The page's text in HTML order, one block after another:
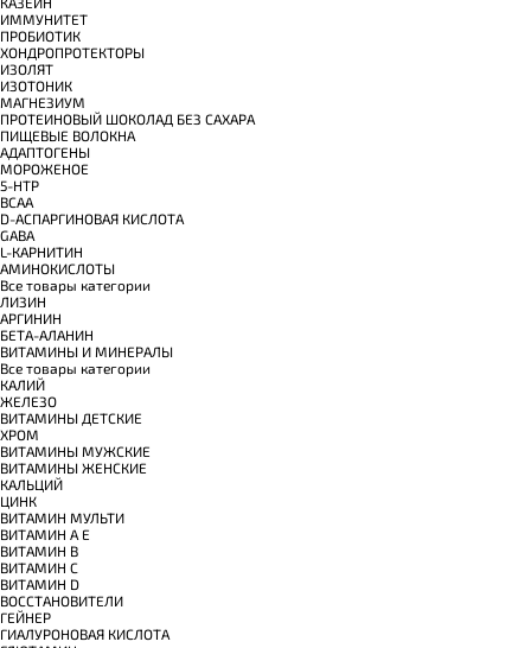
ИММУНИТЕТ
ПРОБИОТИК
ХОНДРОПРОТЕКТОРЫ
ИЗОЛЯТ
ИЗОТОНИК
МАГНЕЗИУМ
ПРОТЕИНОВЫЙ ШОКОЛАД БЕЗ САХАРА
ПИЩЕВЫЕ ВОЛОКНА
АДАПТОГЕНЫ
МОРОЖЕНОЕ
5-HTP
BCAA
D-АСПАРГИНОВАЯ КИСЛОТА
GABA
L-КАРНИТИН
АМИНОКИСЛОТЫ
Все товары категории
ЛИЗИН
АРГИНИН
БЕТА-АЛАНИН
ВИТАМИНЫ И МИНЕРАЛЫ
Все товары категории
КАЛИЙ
ЖЕЛЕЗО
ВИТАМИНЫ ДЕТСКИЕ
ХРОМ
ВИТАМИНЫ МУЖСКИЕ
ВИТАМИНЫ ЖЕНСКИЕ
КАЛЬЦИЙ
ЦИНК
ВИТАМИН МУЛЬТИ
ВИТАМИН A E
ВИТАМИН B
ВИТАМИН C
ВИТАМИН D
ВОССТАНОВИТЕЛИ
ГЕЙНЕР
ГИАЛУРОНОВАЯ КИСЛОТА